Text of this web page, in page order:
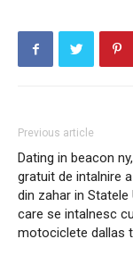
Previous article
Dating in beacon
gratuit de intalnire
din zahar in Statele
care se intalnesc cu
motociclete dallas